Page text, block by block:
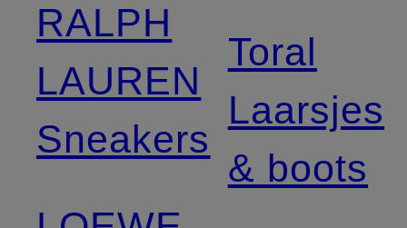
RALPH
LAUREN
Sneakers
Toral
Laarsjes
& boots